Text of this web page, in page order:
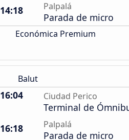
14:18
Palpalá
Parada de micro
Económica Premium
Balut
16:04 Ciudad Perico
Terminal de
16:18
Palpalá
Parada de micro